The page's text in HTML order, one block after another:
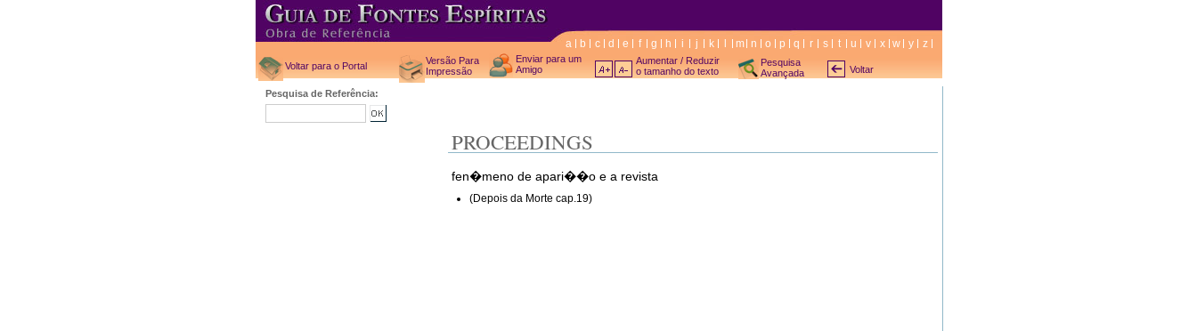
a b c d e f g h i j k m n o p q r s t u v x w y z
Voltar para o Portal
Versão Para
Impressão
Enviar para um
Amigo
Aumentar / Reduzir
o tamanho do texto
Pesquisa
Avançada
Voltar
Pesquisa de Referência:
PROCEEDINGS
fen�meno de apari��o e a revista
(Depois da Morte cap.19)